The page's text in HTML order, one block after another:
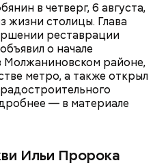
в четверг, 6 августа,
жизни столицы. Глава
реставрации
о начале
Молжаниновском районе,
метро, а также открыл
— в материале
Ильи Пророка